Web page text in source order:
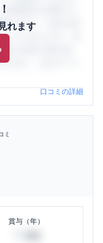
れます
性限定の企業口コ
きやすさ・会社の評
くさんあります。先
の会社の姿を知
ために、ぜひサイト
口コミの詳細
ミ
賞与（年）